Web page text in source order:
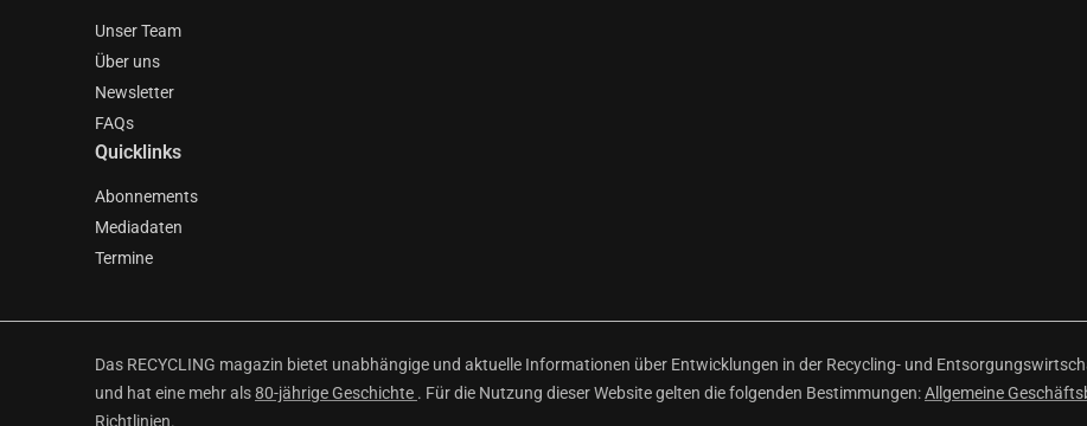
Unser Team
Über uns
Newsletter
FAQs
Quicklinks
Abonnements
Mediadaten
Termine
Das RECYCLING magazin bietet unabhängige und aktuelle Informationen über Entwicklungen in der Recycling- und
und hat eine mehr als80-jährige Geschichte . Für die Nutzung dieser Website gelten die folgenden Bestimmungen:Allgemeine
Richtlinien.